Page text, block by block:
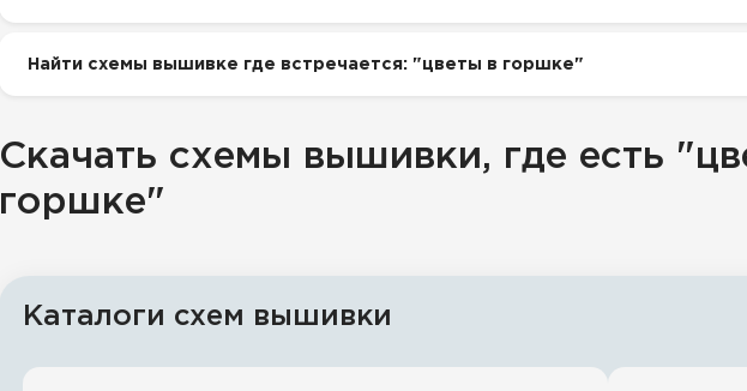
Найти схемы вышивке где встречается: "цветы в горшке"
Скачать схемы вышивки, где есть
горшке"
Каталоги схем вышивки